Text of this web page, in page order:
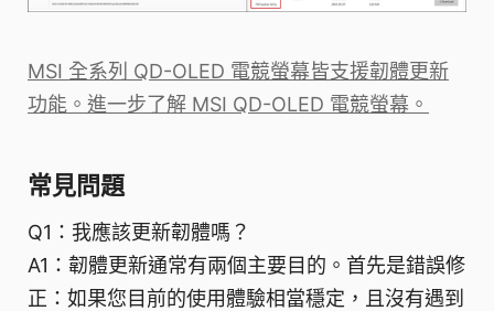
MSI 全系列 QD-OLED 電競螢幕皆支援韌體更新
功能。進一步了解 MSI QD-OLED 電競螢幕。
常見問題
Q1：我應該更新韌體嗎？
A1：韌體更新通常有兩個主要目的。首先是錯誤修
正：如果您目前的使用體驗相當穩定，且沒有遇到